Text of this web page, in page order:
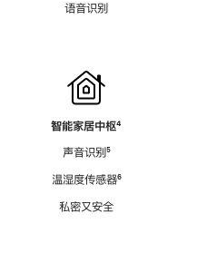
语音识别
智能家居中枢脚
⁴
声音识别脚
⁵
温湿度传感器脚
⁶
私密又安全